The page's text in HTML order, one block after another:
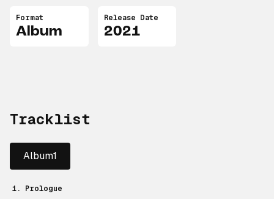
Format
Album
Release Date
2021
Tracklist
Album1
1. Prologue